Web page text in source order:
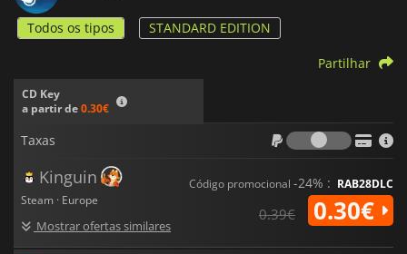
Todos os tipos STANDARD EDITION
CD Key
a partir de0.30€
Partilhar
Taxas
Taxas
Kinguin
Steam · Europe
Mostrar ofertas similares
Código promocional -24% : RAB28DLC
0.39€ 0.30€